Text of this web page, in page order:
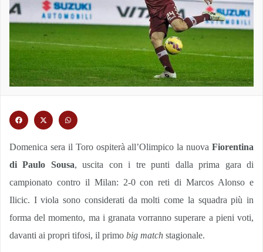
Domenica sera il Toro ospiterà all’Olimpico la nuova Fiorentina
di Paulo Sousa, uscita con i tre punti dalla prima gara di
campionato contro il Milan: 2-0 con reti di Marcos Alonso e
Ilicic. I viola sono considerati da molti come la squadra più in
forma del momento, ma i granata vorranno superare a pieni voti,
davanti ai propri tifosi, il primo big match stagionale.